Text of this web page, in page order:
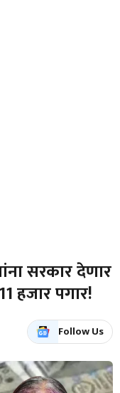
सरकार देणार
हजार पगार!
Follow Us